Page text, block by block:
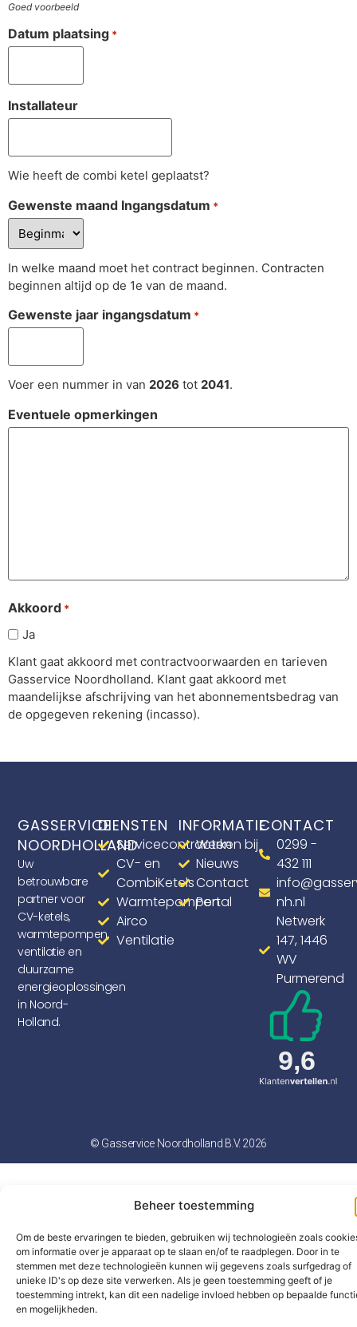
Beheer toestemming
Om de beste ervaringen te bieden, gebruiken wij technologieën zoals
om informatie over je apparaat op te slaan en/of te raadplegen. Door in te
stemmen met deze technologieën kunnen wij gegevens zoals surfgedrag of
unieke ID's op deze site verwerken. Als je geen toestemming geeft of je
toestemming intrekt, kan dit een nadelige invloed hebben op bepaalde
en mogelijkheden.
Goed voorbeeld
Datum plaatsing *
Installateur
Wie heeft de combi ketel geplaatst?
Gewenste maand Ingangsdatum *
In welke maand moet het contract beginnen. Contracten
beginnen altijd op de 1e van de maand.
Gewenste jaar ingangsdatum *
Voer een nummer in van 2026 tot 2041.
Eventuele opmerkingen
Akkoord *
Ja
Klant gaat akkoord met contractvoorwaarden en tarieven
Gasservice Noordholland. Klant gaat akkoord met
maandelijkse afschrijving van het abonnementsbedrag van
de opgegeven rekening (incasso).
GASSERVICE
NOORDHOLLAND
Uw
betrouwbare
partner voor
CV-ketels,
warmtepompen,
ventilatie en
duurzame
energieoplossingen
in Noord-
Holland.
DIENSTEN
Servicecontracten
CV- en
CombiKetels
Warmtepompen
Airco
Ventilatie
INFORMATIE
Werken bij
Nieuws
Contact
Portal
CONTACT
0299 -
432 111
nh.nl
Netwerk
147, 1446
WV
Purmerend
© Gasservice Noordholland B.V. 2026